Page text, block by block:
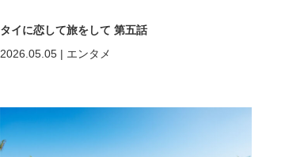
タイに恋して旅をして 第五話
2026.05.05 | エンタメ